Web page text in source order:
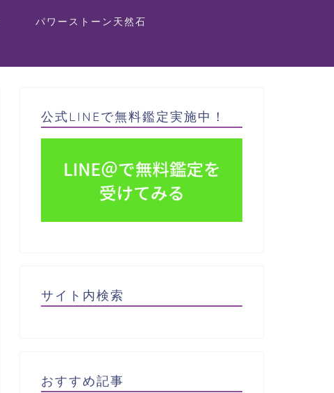
パワーストーン天然石
公式LINEで無料鑑定実施中！
サイト内検索
おすすめ記事